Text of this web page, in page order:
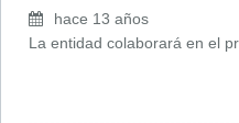
hace 13 años
La entidad colaborará en el